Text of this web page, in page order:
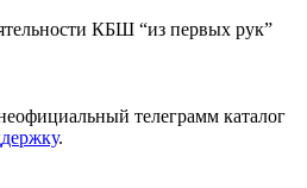
КБШ “из первых рук”
телеграмм каталог
.